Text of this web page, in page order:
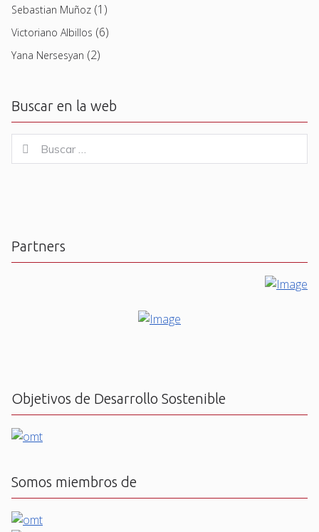
Sebastian Muñoz (1)
Victoriano Albillos (6)
Yana Nersesyan (2)
Buscar en la web
for:
Buscar
Partners
Objetivos de Desarrollo Sostenible
Somos miembros de